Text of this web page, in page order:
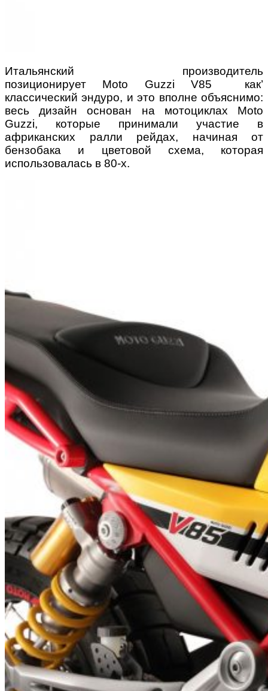
Итальянский производитель
позиционирует Moto Guzzi V85 как’
классический эндуро, и это вполне объяснимо:
весь дизайн основан на мотоциклах Moto
Guzzi, которые принимали участие в
африканских ралли рейдах, начиная от
бензобака и цветовой схема, которая
использовалась в 80-х.